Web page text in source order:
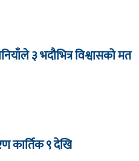
३ भदौभित्र विश्वासको मत
कार्तिक ९ देखि